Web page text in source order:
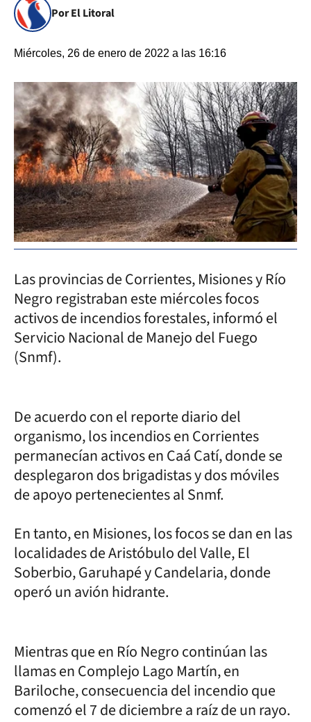
Por El Litoral
Miércoles, 26 de enero de 2022 a las 16:16
Las provincias de Corrientes, Misiones y Río
Negro registraban este miércoles focos
activos de incendios forestales, informó el
Servicio Nacional de Manejo del Fuego
(Snmf).
De acuerdo con el reporte diario del
organismo, los incendios en Corrientes
permanecían activos en Caá Catí, donde se
desplegaron dos brigadistas y dos móviles
de apoyo pertenecientes al Snmf.
En tanto, en Misiones, los focos se dan en las
localidades de Aristóbulo del Valle, El
Soberbio, Garuhapé y Candelaria, donde
operó un avión hidrante.
Mientras que en Río Negro continúan las
llamas en Complejo Lago Martín, en
Bariloche, consecuencia del incendio que
comenzó el 7 de diciembre a raíz de un rayo.